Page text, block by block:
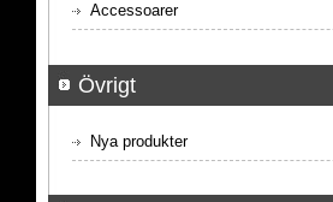
Accessoarer
Övrigt
Nya produkter